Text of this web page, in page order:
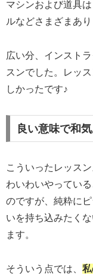
マシンおよび道具
ルなどさまざまあり
広い分、インスト
スンでした。レッ
しかったです♪
良い意味で和
こういったレッス
わいわいやってい
のですが、純粋に
いを持ち込みたく
ます。
そういう点では、